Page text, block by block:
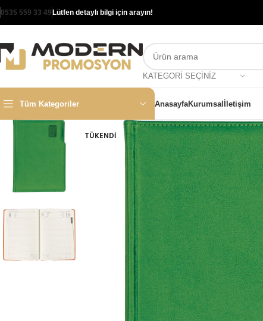
0535 559 33 49 Lütfen detaylı bilgi için arayın!
KATEGORI SEÇINIZ
Tüm Kategoriler AnasayfaKurumsalİletişim
TÜKENDI